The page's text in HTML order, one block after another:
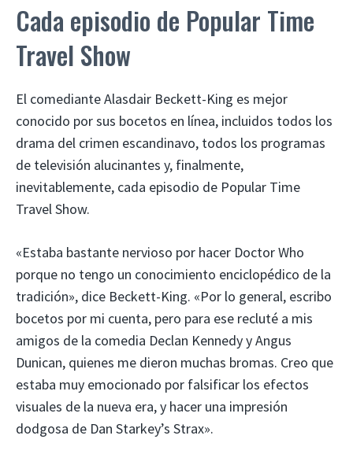
Cada episodio de Popular Time
Travel Show
El comediante Alasdair Beckett-King es mejor
conocido por sus bocetos en línea, incluidos todos los
drama del crimen escandinavo, todos los programas
de televisión alucinantes y, finalmente,
inevitablemente, cada episodio de Popular Time
Travel Show.
«Estaba bastante nervioso por hacer Doctor Who
porque no tengo un conocimiento enciclopédico de la
tradición», dice Beckett-King. «Por lo general, escribo
bocetos por mi cuenta, pero para ese recluté a mis
amigos de la comedia Declan Kennedy y Angus
Dunican, quienes me dieron muchas bromas. Creo que
estaba muy emocionado por falsificar los efectos
visuales de la nueva era, y hacer una impresión
dodgosa de Dan Starkey’s Strax».